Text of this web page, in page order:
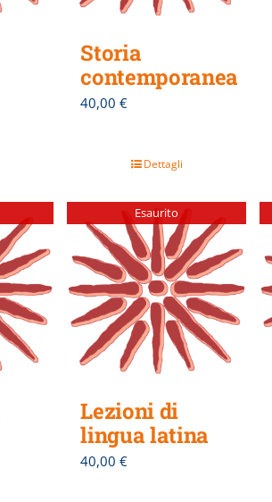
Storia
contemporanea
40,00€
Dettagli
Esaurito
Lezioni di
lingua latina
40,00€